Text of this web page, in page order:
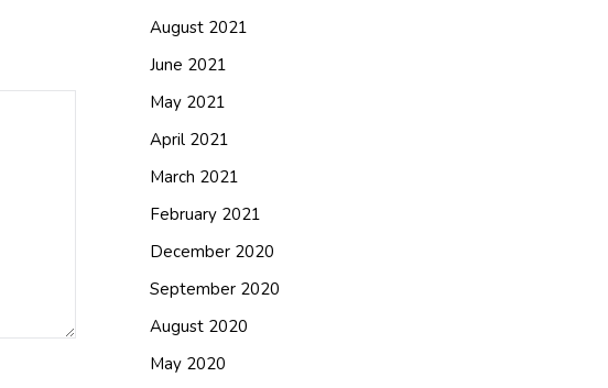
August 2021
June 2021
May 2021
April 2021
March 2021
February 2021
December 2020
September 2020
August 2020
May 2020